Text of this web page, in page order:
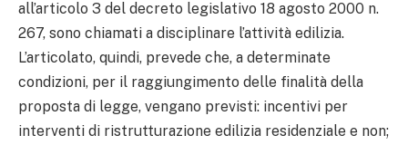
all’articolo 3 del decreto legislativo 18 agosto 2000 n.
267, sono chiamati a disciplinare l’attività edilizia.
L’articolato, quindi, prevede che, a determinate
condizioni, per il raggiungimento delle finalità della
proposta di legge, vengano previsti: incentivi per
interventi di ristrutturazione edilizia residenziale e non;